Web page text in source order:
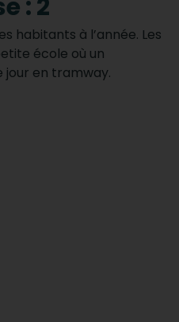
: 2
habitants à l’année. Les
école où un
en tramway.